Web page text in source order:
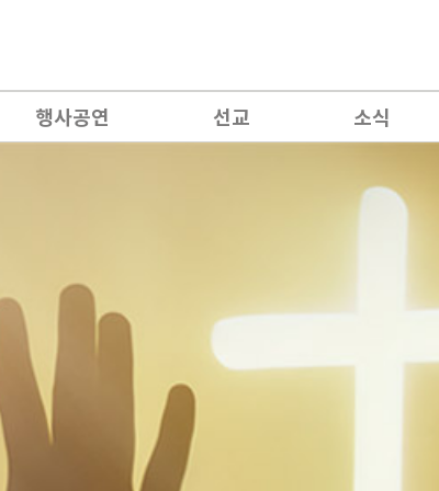
행사공연 선교 소식